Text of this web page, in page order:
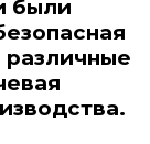
были
различные